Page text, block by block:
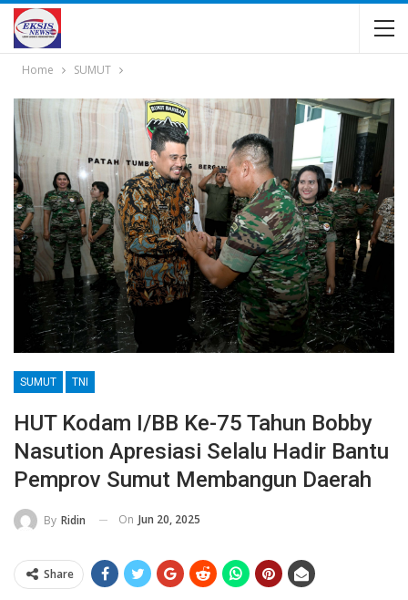
Home SUMUT
SUMUT TNI
HUT Kodam I/BB Ke-75 Tahun Bobby
Nasution Apresiasi Selalu Hadir Bantu
Pemprov Sumut Membangun Daerah
By Ridin On Jun 20, 2025
Share